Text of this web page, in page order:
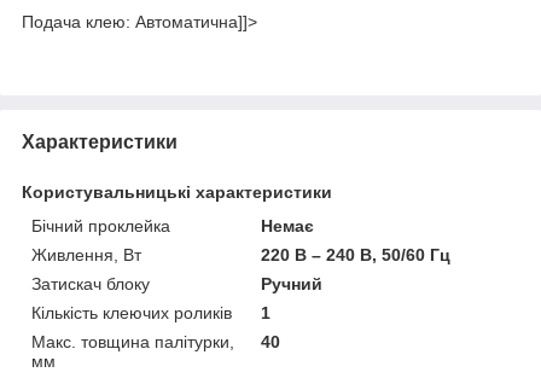
Подача клею: Автоматична]]>
Характеристики
Користувальницькі характеристики
Бічний проклейка
Немає
Живлення, Вт
220 В – 240 В, 50/60 Гц
Затискач блоку
Ручний
Кількість клеючих роликів
1
Макс. товщина палітурки,
мм
40